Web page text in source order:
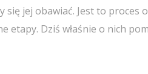
jej obawiać. Jest to proces
etapy. Dziś właśnie o nich